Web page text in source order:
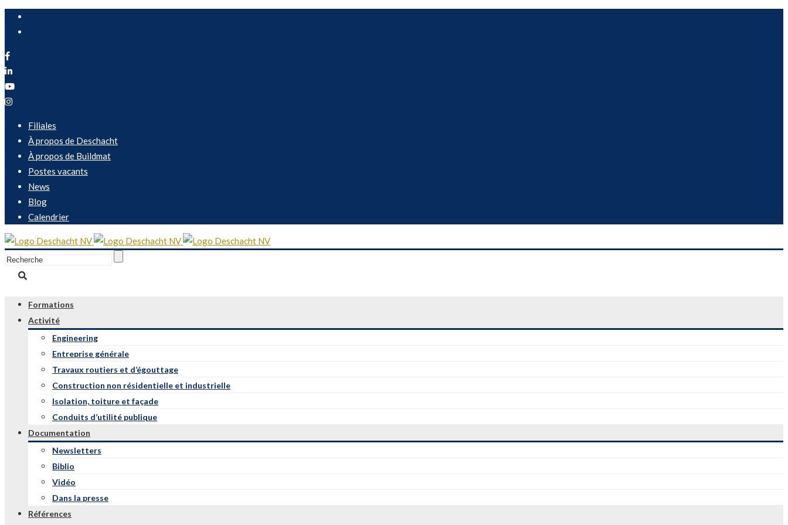
Filiales
À propos de Deschacht
À propos de Buildmat
Postes vacants
News
Blog
Calendrier
Formations
Activité
Engineering
Entreprise générale
Travaux routiers et d’égouttage
Construction non résidentielle et industrielle
Isolation, toiture et façade
Conduits d’utilité publique
Documentation
Newsletters
Biblio
Vidéo
Dans la presse
Références